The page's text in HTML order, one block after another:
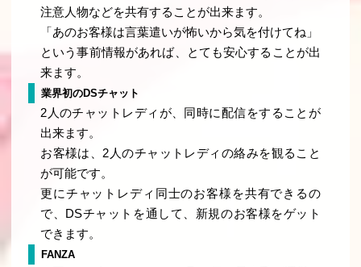
注意人物などを共有することが出来ます。
「あのお客様は言葉遣いが怖いから気を付けてね」
という事前情報があれば、とても安心することが出
来ます。
業界初のDSチャット
2人のチャットレディが、同時に配信をすることが
出来ます。
お客様は、2人のチャットレディの絡みを観ること
が可能です。
更にチャットレディ同士のお客様を共有できるの
で、DSチャットを通して、新規のお客様をゲット
できます。
FANZA